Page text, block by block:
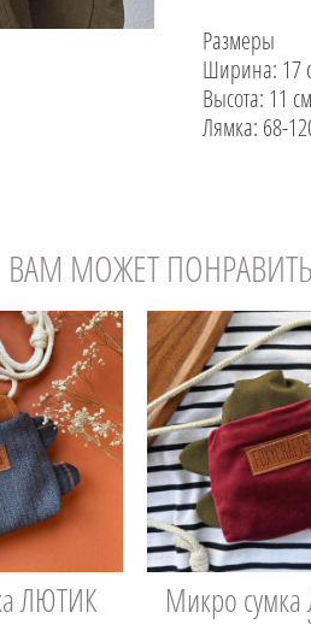
Размеры
Ширина: 17
Высота: 11 см
Лямка: 68-
ВАМ МОЖЕТ
ЛЮТИК Микро